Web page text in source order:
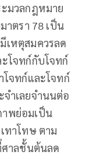
มวลกฎหมาย
าตรา 78 เป็น
เหตุสมควรลด
โจทก์กับโจทก์
โจทก์และโจทก์
ำเลยจำนนต่อ
พย่อมเป็น
ทาโทษ ตาม
ศาลชั้นต้นลด